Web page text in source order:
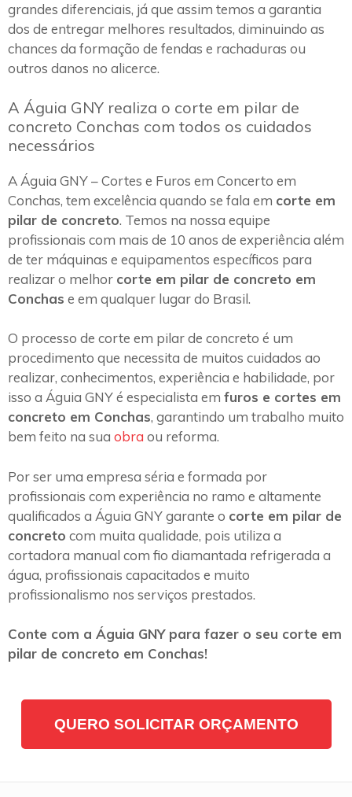
grandes diferenciais, já que assim temos a garantia
dos de entregar melhores resultados, diminuindo as
chances da formação de fendas e rachaduras ou
outros danos no alicerce.
A Águia GNY realiza o corte em pilar de
concreto Conchas com todos os cuidados
necessários
A Águia GNY – Cortes e Furos em Concerto em
Conchas, tem excelência quando se fala em corte em
pilar de concreto. Temos na nossa equipe
profissionais com mais de 10 anos de experiência além
de ter máquinas e equipamentos específicos para
realizar o melhor corte em pilar de concreto em
Conchas e em qualquer lugar do Brasil.
O processo de corte em pilar de concreto é um
procedimento que necessita de muitos cuidados ao
realizar, conhecimentos, experiência e habilidade, por
isso a Águia GNY é especialista em furos e cortes em
concreto em Conchas, garantindo um trabalho muito
bem feito na sua obra ou reforma.
Por ser uma empresa séria e formada por
profissionais com experiência no ramo e altamente
qualificados a Águia GNY garante o corte em pilar de
concreto com muita qualidade, pois utiliza a
cortadora manual com fio diamantada refrigerada a
água, profissionais capacitados e muito
profissionalismo nos serviços prestados.
Conte com a Águia GNY para fazer o seu corte em
pilar de concreto em Conchas!
QUERO SOLICITAR ORÇAMENTO